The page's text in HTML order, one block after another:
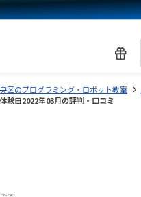
区のプログラミング・ロボット教室
験日2022年03月の評判・口コミ